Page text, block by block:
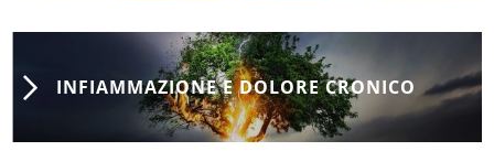
INFIAMMAZIONE E DOLORE CRONICO